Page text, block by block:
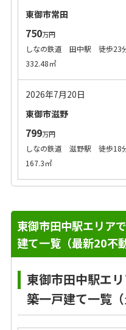
東御市常田
750万円
しなの鉄道 田中駅 徒歩23
332.48㎡
2026年7月20日
東御市滋野
799万円
しなの鉄道 滋野駅 徒歩18
167.3㎡
東御市田中駅エリア
建て一覧（最新20不
東御市田中駅エ
築一戸建て一覧